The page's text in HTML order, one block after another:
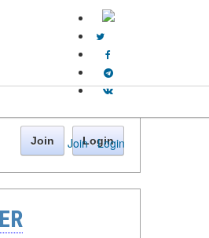
Join · Login
Join Login